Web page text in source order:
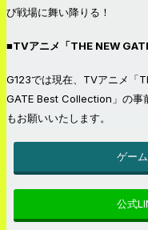
び戦場に舞い降りる！
■TVアニメ「THE NEW
G123では現在、TVアニメ「
GATE Best Collection」の事
もお願いいたします。
ゲー
公式